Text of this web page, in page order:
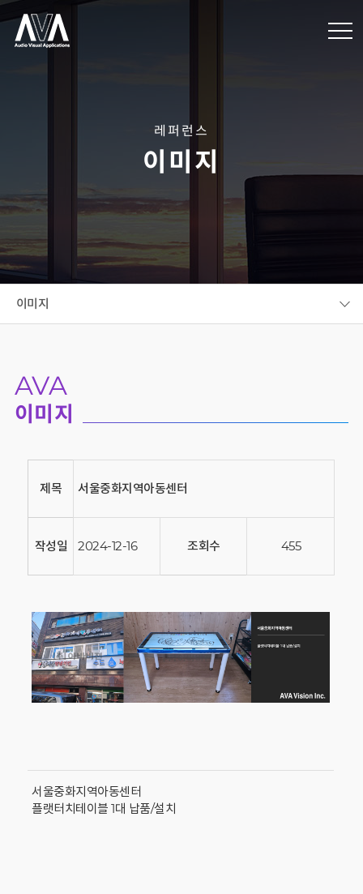
레퍼런스
이미지
이미지
AVA
이미지
제목 서울중화지역아동센터
작성일 2024-12-16 조회수 455
서울중화지역아동센터
플랫터치테이블 1대 납품/설치